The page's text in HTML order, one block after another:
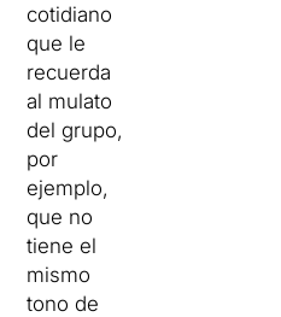
cotidiano
que le
recuerda
al mulato
del grupo,
por
ejemplo,
que no
tiene el
mismo
tono de